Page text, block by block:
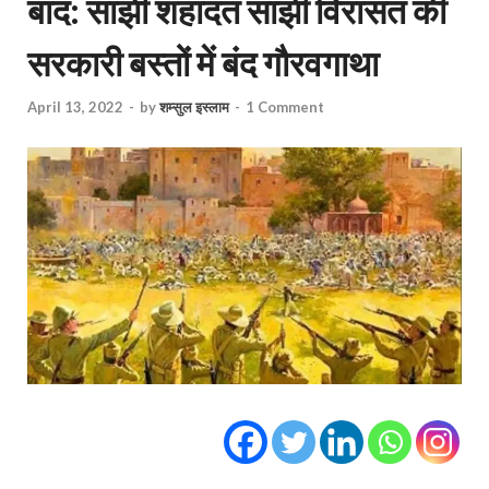
बाद: साझी शहादत साझी विरासत की
सरकारी बस्तों में बंद गौरवगाथा
April 13, 2022 - byशम्सुल इस्लाम - 1 Comment